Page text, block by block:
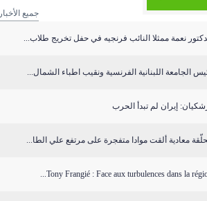
جميع الأخبار
نعمة ممثلا النائب فرنجيه في حفل تخريج طلاب...
الجامعة اللبنانية الفرنسية ونقيب اطباء الشمال...
إيران لم تبدأ الحرب
معادية ألقت موادا متفجرة على مرتفع علي الطا...
Tony Frangié : Face aux turbulences dans la